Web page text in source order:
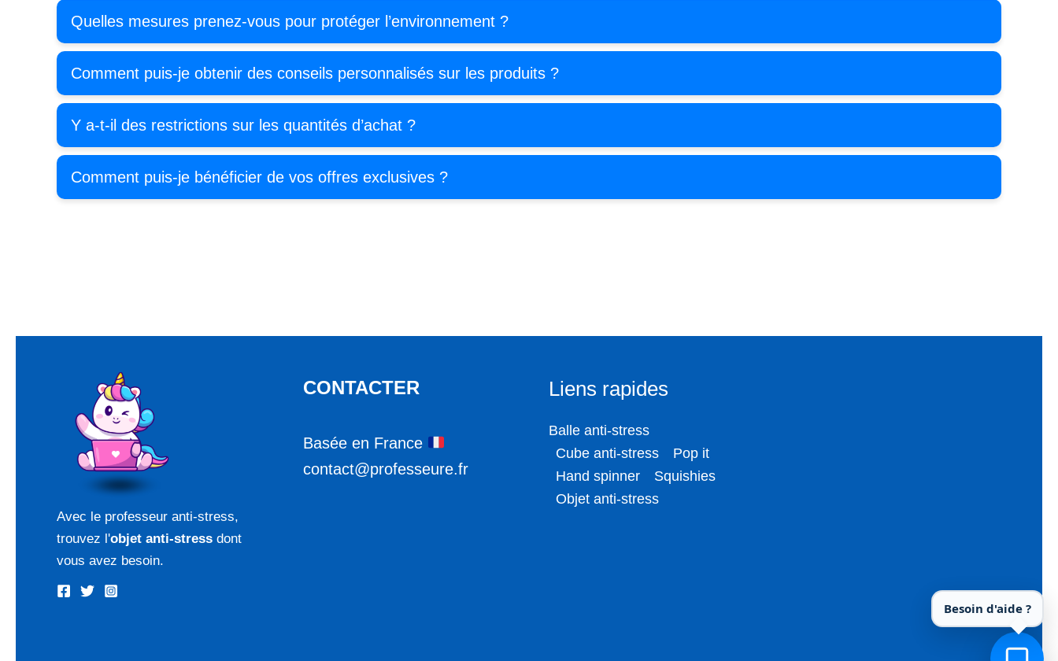
Quelles mesures prenez-vous pour protéger l’environnement ?
Comment puis-je obtenir des conseils personnalisés sur les produits ?
Y a-t-il des restrictions sur les quantités d’achat ?
Comment puis-je bénéficier de vos offres exclusives ?
Avec le professeur anti-stress,
trouvez l'objet anti-stress dont
vous avez besoin.
CONTACTER
Basée en France
contact@professeure.fr
Liens rapides
Balle anti-stress
Cube anti-stress
Pop it
Hand spinner
Squishies
Objet anti-stress
Besoin d'aide ?